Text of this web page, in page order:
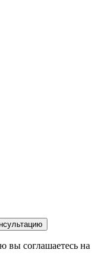
вы соглашаетесь на